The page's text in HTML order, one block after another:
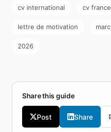
cv international cv france
lettre de motivation
2026
Share this guide
Post Share